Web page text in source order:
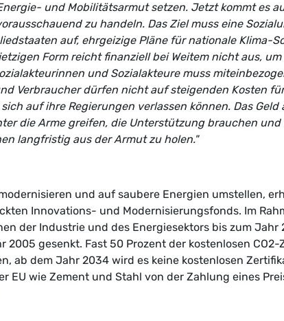
und Mobilitätsarmut setzen. Jetzt kommt es
zu handeln. Das Ziel muss eine
auf, ehrgeizige Pläne für nationale Klima-
Form reicht finanziell bei Weitem nicht aus,
und Sozialakteure muss
Verbraucher dürfen nicht auf steigenden Kosten
auf ihre Regierungen verlassen können. Das
die Arme greifen, die Unterstützung brauchen
langfristig aus der Armut zu holen."
und auf saubere Energien umstellen,
Innovations- und Modernisierungsfonds. Im
der Industrie und des Energiesektors bis zum Jahr
2005 gesenkt. Fast 50 Prozent der kostenlosen
ab dem Jahr 2034 wird es keine kostenlosen
EU wie Zement und Stahl von der Zahlung eines